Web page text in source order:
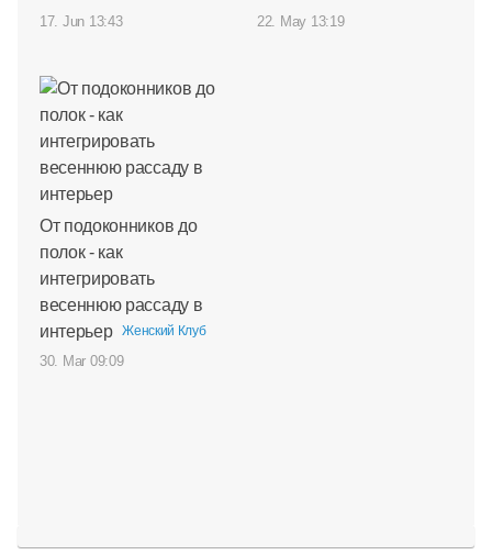
17. Jun 13:43 22. May 13:19
От подоконников до
полок - как
интегрировать
весеннюю рассаду в
интерьер
Женский Клуб
30. Mar 09:09